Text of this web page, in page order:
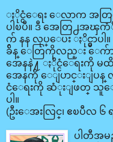
ႏိုင္ငံေရး ေလာက အတ
ပါၿပီ။ ဒီ အေတြ႕အ
က် နန လုပ္ေပး ႏိုင္မွာပ
ခ်ိန္ ေတြကိုလည္း ေက်ာ္
အေနနဲ႔ ႏိုင္ငံေရးကို မ
အေနကို ေျပာင္းျပန္
ငံေရးကို ဆံုးျဖတ္ သူေ
ပါ။
(ဦးေအးလြင္၊ ဧၿပီလ
ပါတီအမ